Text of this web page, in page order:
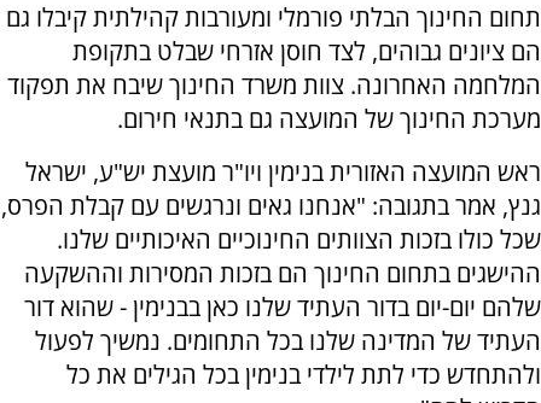
תחום החינוך הבלתי פורמלי ומעורבות קהילתית קיבלו גם
הם ציונים גבוהים, לצד חוסן אזרחי שבלט בתקופת
המלחמה האחרונה. צוות משרד החינוך שיבח את תפקוד
מערכת החינוך של המועצה גם בתנאי חירום.
ראש המועצה האזורית בנימין ויו"ר מועצת יש"ע, ישראל
גנץ, אמר בתגובה: "אנחנו גאים ונרגשים עם קבלת הפרס,
שכל כולו בזכות הצוותים החינוכיים האיכותיים שלנו.
ההישגים בתחום החינוך הם בזכות המסירות וההשקעה
שלהם יום-יום בדור העתיד שלנו כאן בבנימין - שהוא דור
העתיד של המדינה שלנו בכל התחומים. נמשיך לפעול
ולהתחדש כדי לתת לילדי בנימין בכל הגילים את כל